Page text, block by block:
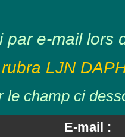
e-mail lors
LJN
champ ci
E-mail :